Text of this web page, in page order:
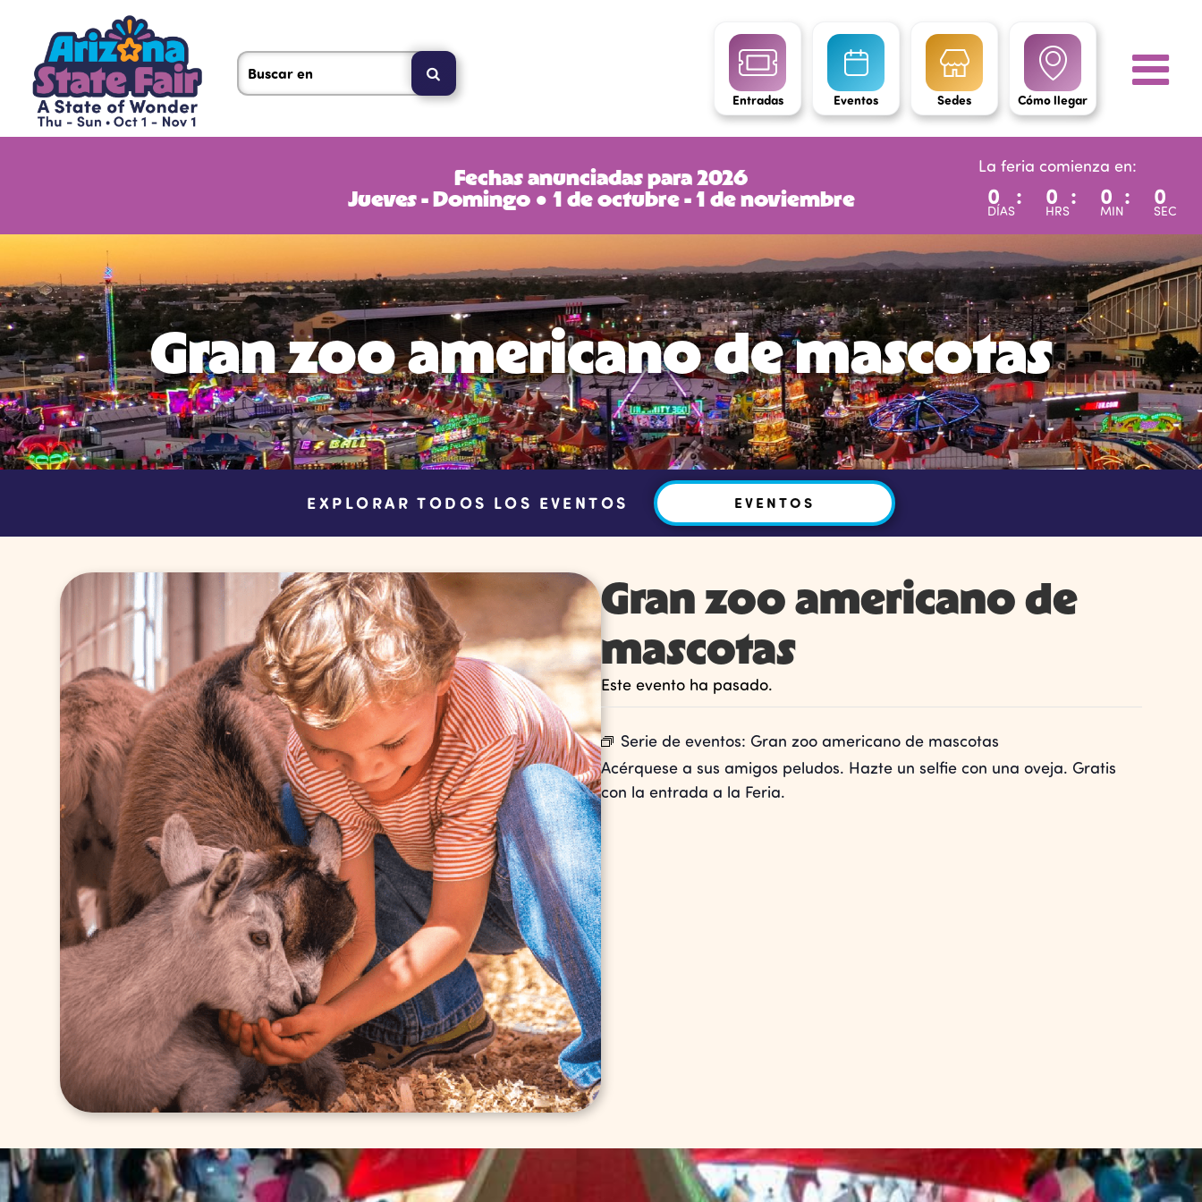
Entradas Eventos Sedes Cómo llegar
Fechas anunciadas para 2026
Jueves - Domingo ● 1 de octubre - 1 de noviembre
La feria comienza en:
0
DÍAS
: 0
HRS
: 0
MIN
: 0
SEC
Gran zoo americano de mascotas
EXPLORAR TODOS LOS EVENTOS EVENTOS
Gran zoo americano de
mascotas
Este evento ha pasado.
Serie de eventos: Gran zoo americano de mascotas
Acérquese a sus amigos peludos. Hazte un selfie con una oveja. Gratis
con la entrada a la Feria.